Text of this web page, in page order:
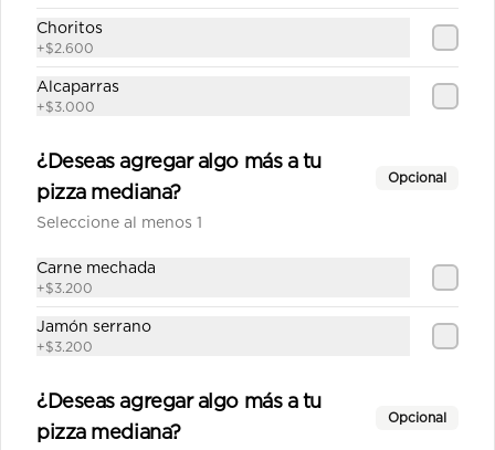
$13.590
Mechada mediana
Salsa de tomate casera, queso,
Choritos
+$2.600
Alcaparras
+$3.000
¿Deseas agregar algo más a tu
pizza mediana?
Opcional
Seleccione al menos 1
Carne mechada
+$3.200
Jamón serrano
+$3.200
¿Deseas agregar algo más a tu
pizza mediana?
Opcional